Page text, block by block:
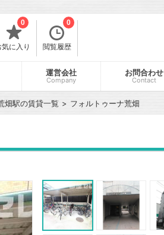
気に入り
0
閲覧履歴
0
運営会社
Company
お問合わせ
Contact
畑駅の賃貸一覧 フォルトゥーナ荒畑